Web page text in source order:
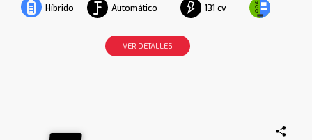
Híbrido Automático 131 cv
VER DETALLES